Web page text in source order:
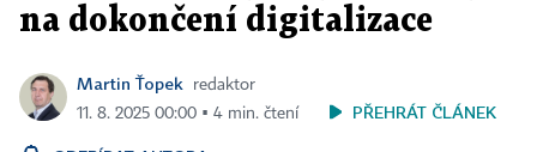
na dokončení digitalizace
Martin Ťopek
redaktor
11. 8. 2025 00:00 ▪ 4 min. čtení
PŘEHRÁT ČLÁNEK